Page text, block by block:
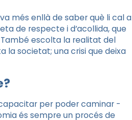
més enllà de saber què li cal a
de respecte i d’acollida, que
escolta la realitat del
la societat; una crisi que deixa
per poder caminar -
és sempre un procés de